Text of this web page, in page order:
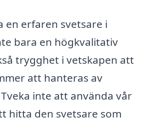
en erfaren svetsare i
bara en högkvalitativ
trygghet i vetskapen att
att hanteras av
inte att använda vår
hitta den svetsare som